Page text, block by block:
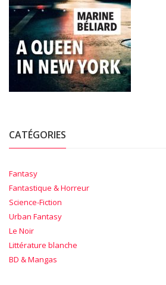
CATÉGORIES
Fantasy
Fantastique & Horreur
Science-Fiction
Urban Fantasy
Le Noir
Littérature blanche
BD & Mangas